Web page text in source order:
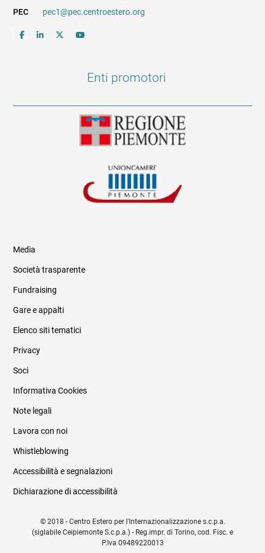
PEC
pec1@pec.centroestero.org
Enti promotori
Informazioni legali e trasparenza
Media
Società trasparente
Fundraising
Gare e appalti
Elenco siti tematici
Privacy
Soci
Informativa Cookies
Note legali
Lavora con noi
Whistleblowing
Accessibilità e segnalazioni
Dichiarazione di accessibilità
© 2018 - Centro Estero per l'Internazionalizzazione s.c.p.a.
(siglabile Ceipiemonte S.c.p.a.) - Reg.impr. di Torino, cod. Fisc. e
P.Iva 09489220013